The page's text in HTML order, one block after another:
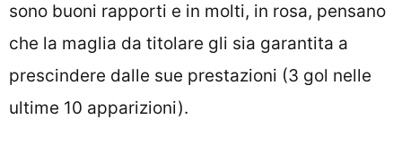
sono buoni rapporti e in molti, in rosa, pensano
che la maglia da titolare gli sia garantita a
prescindere dalle sue prestazioni (3 gol nelle
ultime 10 apparizioni).